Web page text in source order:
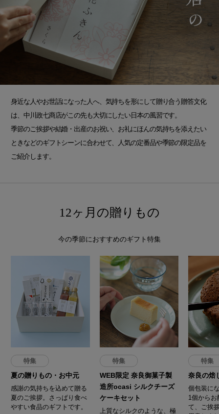
身近な人やお世話になった人へ、気持ちを形にして贈り合う贈答文化
は、中川政七商店がこの先も大切にしたい日本の風習です。
季節のご挨拶や結婚・出産のお祝い、お礼にほんの気持ちを添えたい
ときなどのギフトシーンに合わせて、人気の定番品や季節の限定品を
ご紹介します。
12ヶ月の贈りもの
今の季節におすすめのギフト特集
特集
夏の贈りもの・お中元
感謝の気持ちを込めて贈る
夏のご挨拶。さっぱり食べ
やすい食品のギフトです。
特集
WEB限定 奈良御菓子製
造所ocasi シルクチーズ
ケーキセット
上質なシルクのような、極
特集
奈良の焙
個包装に
1個から
て、ご挨